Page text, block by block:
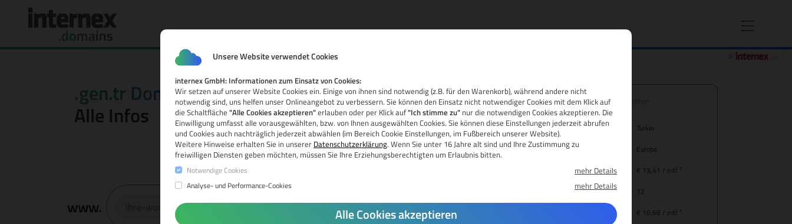
Unsere Website verwendet Cookies
internex GmbH: Informationen zum Einsatz von Cookies:
Wir setzen auf unserer Website Cookies ein. Einige von ihnen sind notwendig (z.B. für den Warenkorb), während andere nicht
notwendig sind, uns helfen unser Onlineangebot zu verbessern. Sie können den Einsatz nicht notwendiger Cookies mit dem Klick auf
die Schaltfläche "Alle Cookies akzeptieren"erlauben oder per Klick auf"Ich stimme zu" nur die notwendigen Cookies akzeptieren. Die
Einwilligung umfasst alle vorausgewählten, bzw. von Ihnen ausgewählten Cookies. Sie können diese Einstellungen jederzeit abrufen
und Cookies auch nachträglich jederzeit abwählen (im Bereich Cookie Einstellungen, im Fußbereich unserer Website).
Weitere Hinweise erhalten Sie in unserer Datenschutzerklärung. Wenn Sie unter 16 Jahre alt sind und Ihre Zustimmung zu
freiwilligen Diensten geben möchten, müssen Sie Ihre Erziehungsberechtigten um Erlaubnis bitten.
Notwendige Cookies mehr Details
Analyse- und Performance-Cookies mehr Details
Alle Cookies akzeptieren
.gen.tr Domain
Alle Infos
www. Jetzt Domain prüfen
.gen.tr Domain-Eigenschaften
Land/Bezeichnung
Türkei
Region
Europa
Preis für Domain-Registrierung
€ 13,41 / mtl.
12
€ 16,66 / mtl.